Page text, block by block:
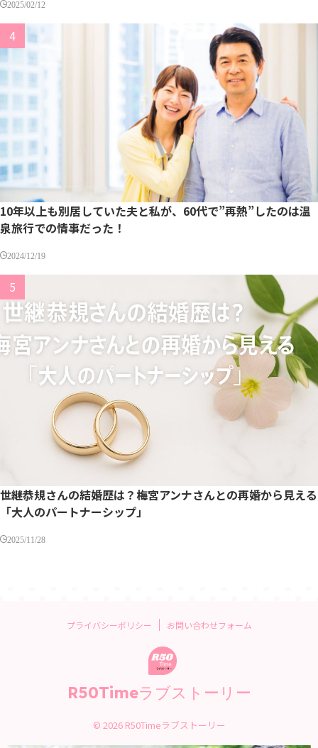
2025/02/12
10年以上も別居していた夫と私が、60代で”再熱”したのは温
泉旅行での情事だった！
2024/12/19
世継恭規さんの結婚歴は？梅宮アンナさんとの再婚から見える
「大人のパートナーシップ」
2025/11/28
プライバシーポリシー お問い合わせフォーム
R50Timeラブストーリー
© 2026 R50Timeラブストーリー